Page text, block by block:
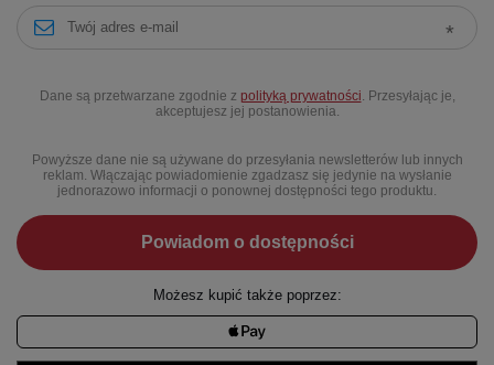
Dane są przetwarzane zgodnie z polityką prywatności . Przesyłając je,
akceptujesz jej postanowienia.
Powyższe dane nie są używane do przesyłania newsletterów lub innych
reklam. Włączając powiadomienie zgadzasz się jedynie na wysłanie
jednorazowo informacji o ponownej dostępności tego produktu.
Powiadom o dostępności
Możesz kupić także poprzez: